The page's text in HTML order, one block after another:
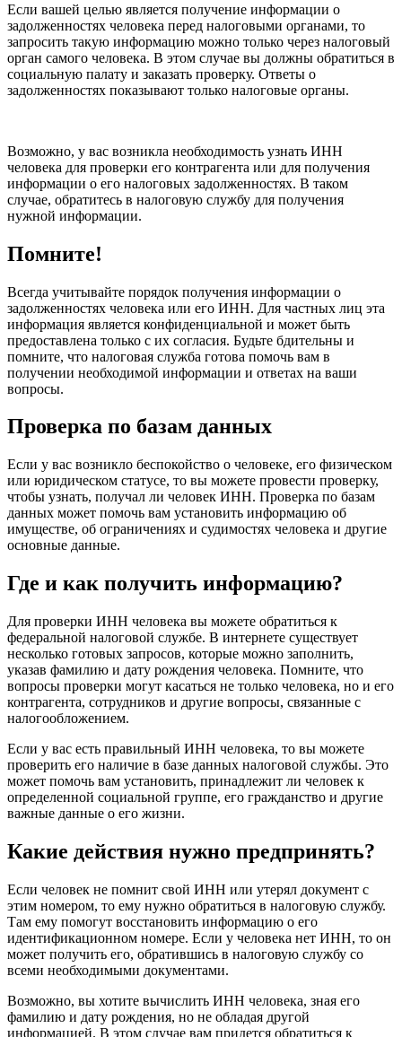
Если вашей целью является получение информации о
задолженностях человека перед налоговыми органами, то
запросить такую информацию можно только через налоговый
орган самого человека. В этом случае вы должны обратиться в
социальную палату и заказать проверку. Ответы о
задолженностях показывают только налоговые органы.
Возможно, у вас возникла необходимость узнать ИНН
человека для проверки его контрагента или для получения
информации о его налоговых задолженностях. В таком
случае, обратитесь в налоговую службу для получения
нужной информации.
Помните!
Всегда учитывайте порядок получения информации о
задолженностях человека или его ИНН. Для частных лиц эта
информация является конфиденциальной и может быть
предоставлена только с их согласия. Будьте бдительны и
помните, что налоговая служба готова помочь вам в
получении необходимой информации и ответах на ваши
вопросы.
Проверка по базам данных
Если у вас возникло беспокойство о человеке, его физическом
или юридическом статусе, то вы можете провести проверку,
чтобы узнать, получал ли человек ИНН. Проверка по базам
данных может помочь вам установить информацию об
имуществе, об ограничениях и судимостях человека и другие
основные данные.
Где и как получить информацию?
Для проверки ИНН человека вы можете обратиться к
федеральной налоговой службе. В интернете существует
несколько готовых запросов, которые можно заполнить,
указав фамилию и дату рождения человека. Помните, что
вопросы проверки могут касаться не только человека, но и его
контрагента, сотрудников и другие вопросы, связанные с
налогообложением.
Если у вас есть правильный ИНН человека, то вы можете
проверить его наличие в базе данных налоговой службы. Это
может помочь вам установить, принадлежит ли человек к
определенной социальной группе, его гражданство и другие
важные данные о его жизни.
Какие действия нужно предпринять?
Если человек не помнит свой ИНН или утерял документ с
этим номером, то ему нужно обратиться в налоговую службу.
Там ему помогут восстановить информацию о его
идентификационном номере. Если у человека нет ИНН, то он
может получить его, обратившись в налоговую службу со
всеми необходимыми документами.
Возможно, вы хотите вычислить ИНН человека, зная его
фамилию и дату рождения, но не обладая другой
информацией. В этом случае вам придется обратиться к